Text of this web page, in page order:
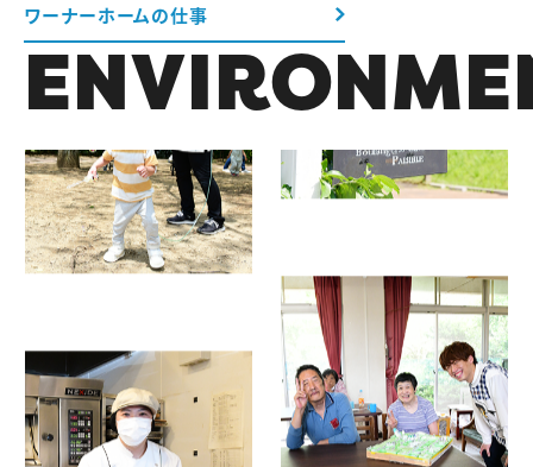
ワーナーホームの仕事